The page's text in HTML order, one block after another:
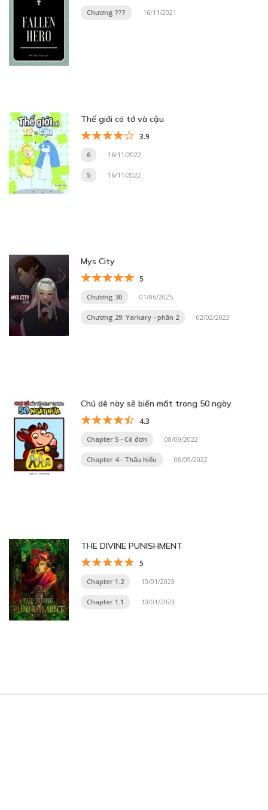
Chương ??? 16/11/2021
Thế giới có tớ và cậu
3.9
6 16/11/2022
5 16/11/2022
Mys City
5
Chương 30 01/06/2025
Chương 29: Yarkary - phần 2 02/02/2023
Chú dê này sẽ biến mất trong 50 ngày
4.3
Chapter 5 - Cô đơn 08/09/2022
Chapter 4 - Thấu hiểu 08/09/2022
THE DIVINE PUNISHMENT
5
Chapter 1.2 10/01/2023
Chapter 1.1 10/01/2023